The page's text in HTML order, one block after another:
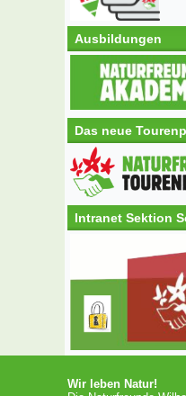
Ausbildungen
Das neue
Intranet Sektion
Wir leben Natur!